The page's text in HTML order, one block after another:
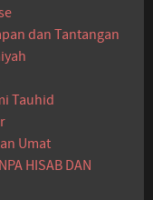
dan Tantangan
Tauhid
Umat
HISAB DAN